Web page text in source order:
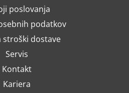
poslovanja
podatkov
stroški dostave
Servis
Kontakt
Kariera